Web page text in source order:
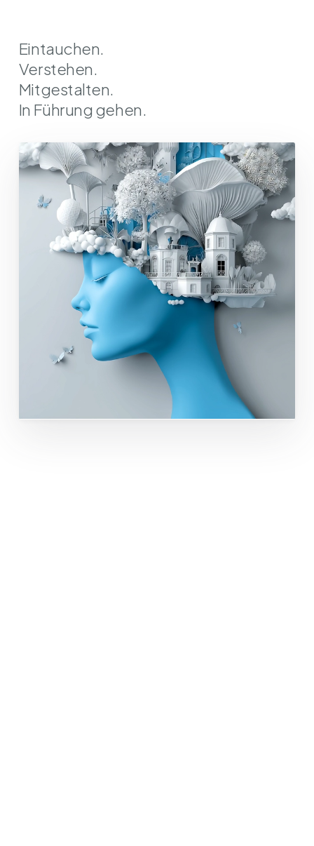
Eintauchen.
Verstehen.
Mitgestalten.
In Führung gehen.